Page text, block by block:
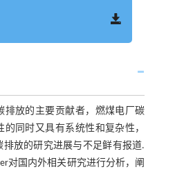
排放的主要贡献者，燃煤电厂碳
同时又具有系统性和复杂性，
放的研究进展与不足鲜有报道.
对国内外相关研究进行分析，阐